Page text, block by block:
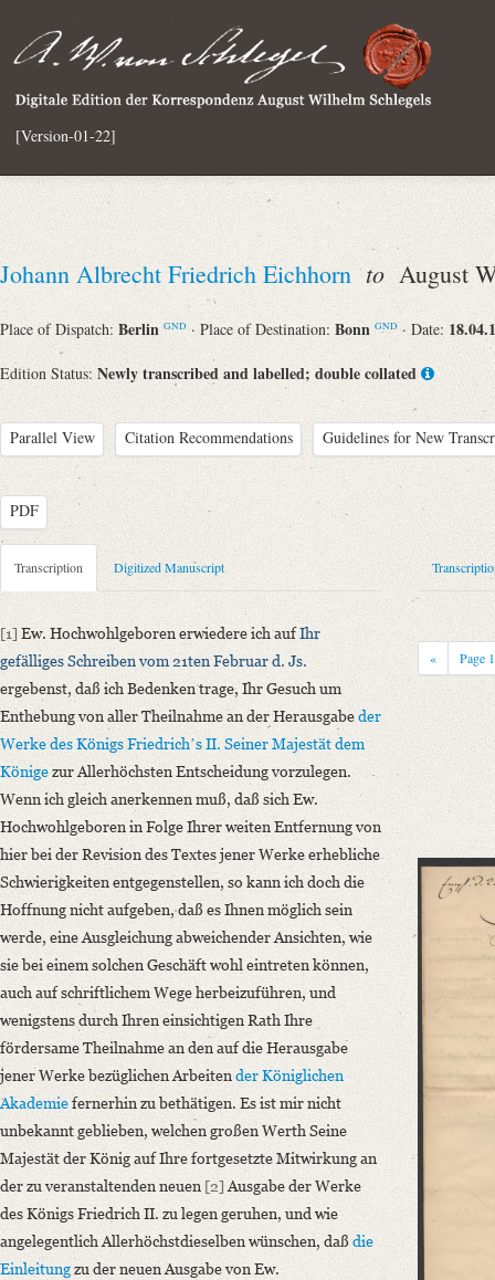
[Version-01-22]
Johann Albrecht Friedrich Eichhorn to August
Place of Dispatch: Berlin GND · Place of Destination: Bonn GND · Date:
Edition Status: Newly transcribed and labelled; double collated
Parallel View Citation Recommendations Guidelines for New
PDF
Metadata Concerning Header
Sender: Johann Albrecht Friedrich Eichhorn
Recipient: August Wilhelm von Schlegel
Place of Dispatch: Berlin
Place of Destination: Bonn
Date: 18.04.1843
Notations: Von Schreiberhand. Nur Unterschrift eigenhändig.
Manuscript
Provider: Dresden, Sächsische Landesbibliothek - Staats- und
OAI Id: id-512528756
Classification Number: Mscr.Dresd.e.90,LXXV,Nr.2a(2)
Number of Pages: 2 S., nur U. eigenh.
Incipit: „[1] Ew. Hochwohlgeboren erwiedere ich auf Ihr gefälliges
Language
German
Editors
Bamberg, Claudia
Varwig, Olivia
Transcription Digitized Manuscript
[1] Ew. Hochwohlgeboren erwiedere ich aufIhr
gefälliges Schreiben vom 21ten Februar d. Js.
ergebenst, daß ich Bedenken trage, Ihr Gesuch um
Enthebung von aller Theilnahme an der Herausgabeder
Werkedes Königs Friedrichʼs II. Seiner Majestät dem
Königezur Allerhöchsten Entscheidung vorzulegen.
Wenn ich gleich anerkennen muß, daß sich Ew.
Hochwohlgeboren in Folge Ihrer weiten Entfernung von
hier bei der Revision des Textes jener Werke erhebliche
Schwierigkeiten entgegenstellen, so kann ich doch die
Hoffnung nicht aufgeben, daß es Ihnen möglich sein
werde, eine Ausgleichung abweichender Ansichten, wie
sie bei einem solchen Geschäft wohl eintreten können,
auch auf schriftlichem Wege herbeizuführen, und
wenigstens durch Ihren einsichtigen Rath Ihre
fördersame Theilnahme an den auf die Herausgabe
jener Werke bezüglichen Arbeiten der Königlichen
Akademiefernerhin zu bethätigen. Es ist mir nicht
unbekannt geblieben, welchen großen Werth Seine
Majestät der König auf Ihre fortgesetzte Mitwirkung an
der zu veranstaltenden neuen [2] Ausgabe der Werke
des Königs Friedrich II. zu legen geruhen, und wie
angelegentlich Allerhöchstdieselben wünschen, daßdie
Einleitungzu der neuen Ausgabe von Ew.
« Page 1